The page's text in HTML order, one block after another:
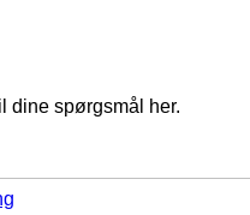
dine spørgsmål her.